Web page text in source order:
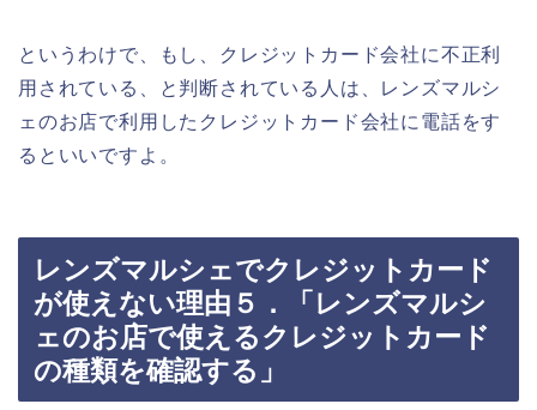
というわけで、もし、クレジットカード会社に不正利
用されている、と判断されている人は、レンズマルシ
ェのお店で利用したクレジットカード会社に電話をす
るといいですよ。
レンズマルシェでクレジットカード
が使えない理由５．「レンズマルシ
ェのお店で使えるクレジットカード
の種類を確認する」